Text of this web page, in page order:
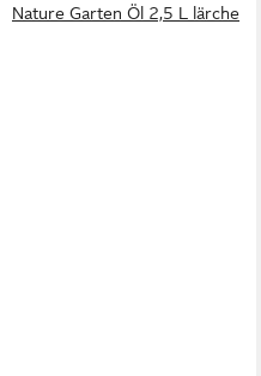
Nature Garten Öl 2,5 L lärche